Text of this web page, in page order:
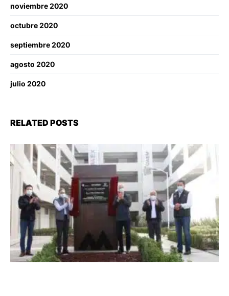
noviembre 2020
octubre 2020
septiembre 2020
agosto 2020
julio 2020
RELATED POSTS